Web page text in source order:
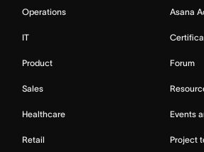
Operations
IT
Product
Sales
Healthcare
Retail
Asana
Forum
Events
Project